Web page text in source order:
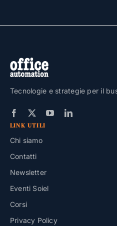
Tecnologie e strategie per il
LINK UTILI
Chi siamo
Contatti
Newsletter
Eventi Soiel
Corsi
Privacy Policy